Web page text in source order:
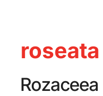
roseata
Rozaceea